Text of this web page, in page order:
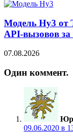
Модель Hy3 от
API-вызовов
07.08.2026
Один коммент.
09.06.2020 в